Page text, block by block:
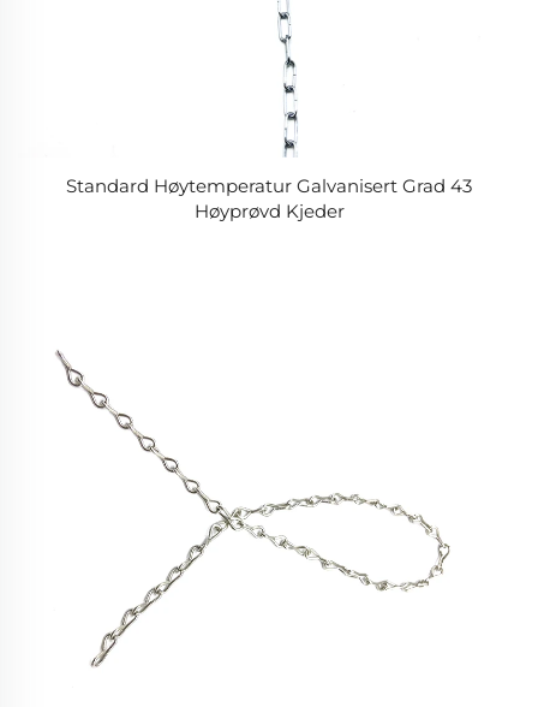
Standard Høytemperatur Galvanisert Grad 43
Høyprøvd Kjeder